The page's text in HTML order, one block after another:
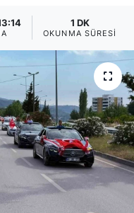
1 DK
OKUNMA SÜRESI